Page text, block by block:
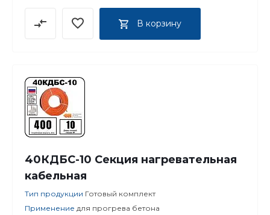
В корзину
40КДБС-10 Секция нагревательная
кабельная
Тип продукции Готовый комплект
Применение для прогрева бетона